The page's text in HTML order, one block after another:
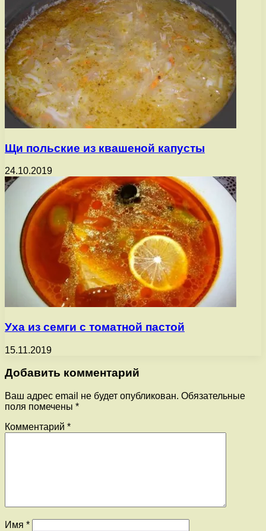
Щи польские из квашеной капусты
24.10.2019
Уха из семги с томатной пастой
15.11.2019
Добавить комментарий
Ваш адрес email не будет опубликован. Обязательные
поля помечены *
Комментарий *
Имя *